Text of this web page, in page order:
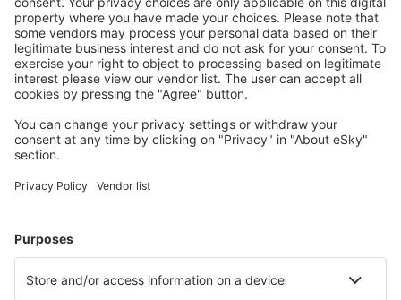
meg az útjait kényelmesen
Tervezze meg az utazást
Repülőjegy
Szállás
Repülő+Hotel